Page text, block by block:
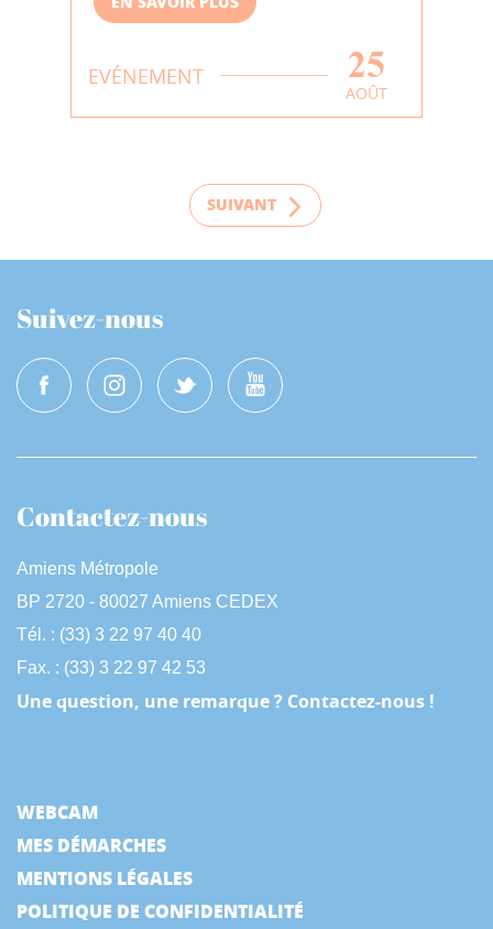
EVÉNEMENT 25
AOÛT
SUIVANT
Suivez-nous
Contactez-nous
Amiens Métropole
BP 2720 - 80027 Amiens CEDEX
Tél. : (33) 3 22 97 40 40
Fax. : (33) 3 22 97 42 53
Une question, une remarque ? Contactez-nous !
WEBCAM
MES DÉMARCHES
MENTIONS LÉGALES
POLITIQUE DE CONFIDENTIALITÉ